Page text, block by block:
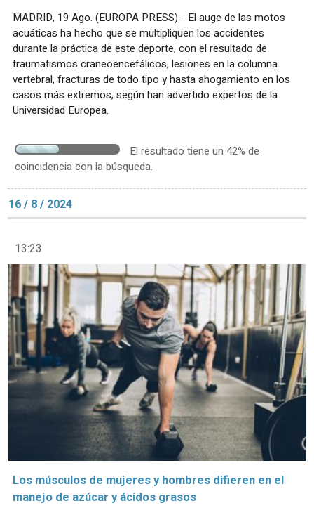
MADRID, 19 Ago. (EUROPA PRESS) - El auge de las motos
acuáticas ha hecho que se multipliquen los accidentes
durante la práctica de este deporte, con el resultado de
traumatismos craneoencefálicos, lesiones en la columna
vertebral, fracturas de todo tipo y hasta ahogamiento en los
casos más extremos, según han advertido expertos de la
Universidad Europea.
El resultado tiene un 42% de
coincidencia con la búsqueda.
16 / 8 / 2024
13:23
Los músculos de mujeres y hombres difieren en el
manejo de azúcar y ácidos grasos